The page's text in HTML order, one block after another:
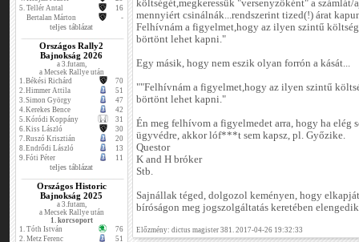
5. Tellér Antal
16
Bertalan Márton
-
teljes táblázat
Országos Rally2
Bajnokság 2026
a 3.futam,
a Mecsek Rallye után
1.Békési Richárd
70
2.Himmer Attila
51
3.Simon György
47
4.Kerekes Bence
42
5.Kóródi Koppány
31
6.Kiss László
30
7.Ruszó Krisztián
20
8.Endrődi László
13
9.Fóti Péter 11
teljes táblázat
Országos Historic
Bajnokság 2025
a 3.futam,
a Mecsek Rallye után
1. korcsoport
1. Tóth István
76
2. Metz Ferenc
51
költségét,megkeressük "versenyzőként" a
mennyiért csinálnák...rendszerint tized(!) árat
Felhívnám a figyelmet,hogy az ilyen szintű
börtönt lehet kapni."
Egy másik, hogy nem eszik olyan forrón a kását...
""Felhívnám a figyelmet,hogy az ilyen szintű
börtönt lehet kapni."
Én meg felhívom a figyelmedet arra, hogy ha elég
ügyvédre, akkor lóf***t sem kapsz, pl. Győzike.
Questor
K and H bróker
Stb.
Sajnállak téged, dolgozol keményen, hogy
bíróságon meg jogszolgáltatás keretében
Előzmény: dictus magister 381. 2017-04-26 19:32:33